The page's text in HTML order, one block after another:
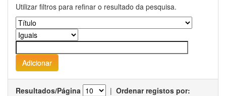
Utilizar filtros para refinar o resultado da pesquisa.
Resultados/Página | Ordenar registos por: